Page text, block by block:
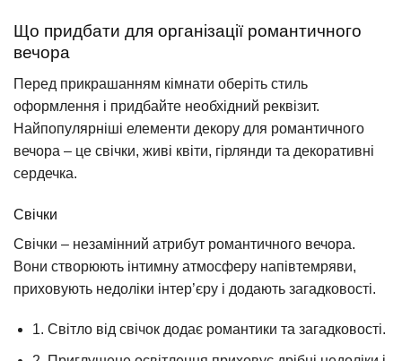
Що придбати для організації романтичного
вечора
Перед прикрашанням кімнати оберіть стиль
оформлення і придбайте необхідний реквізит.
Найпопулярніші елементи декору для романтичного
вечора – це свічки, живі квіти, гірлянди та декоративні
сердечка.
Свічки
Свічки – незамінний атрибут романтичного вечора.
Вони створюють інтимну атмосферу напівтемряви,
приховують недоліки інтер’єру і додають загадковості.
1. Світло від свічок додає романтики та загадковості.